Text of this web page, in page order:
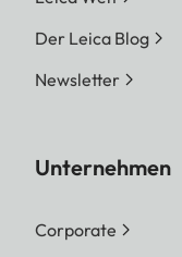
Der Leica Blog
Newsletter
Unternehmen
Corporate